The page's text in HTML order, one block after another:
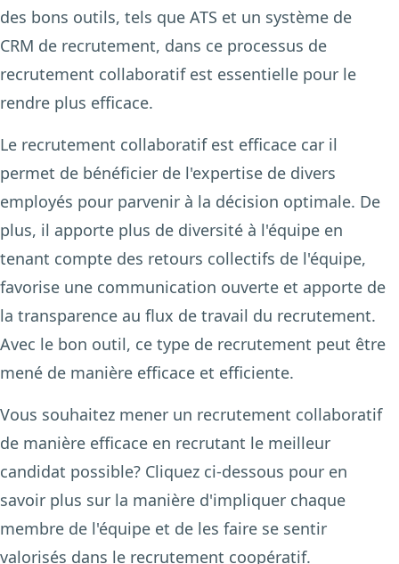
des bons outils, tels que ATS et un système de
CRM de recrutement, dans ce processus de
recrutement collaboratif est essentielle pour le
rendre plus efficace.
Le recrutement collaboratif est efficace car il
permet de bénéficier de l'expertise de divers
employés pour parvenir à la décision optimale. De
plus, il apporte plus de diversité à l'équipe en
tenant compte des retours collectifs de l'équipe,
favorise une communication ouverte et apporte de
la transparence au flux de travail du recrutement.
Avec le bon outil, ce type de recrutement peut être
mené de manière efficace et efficiente.
Vous souhaitez mener un recrutement collaboratif
de manière efficace en recrutant le meilleur
candidat possible? Cliquez ci-dessous pour en
savoir plus sur la manière d'impliquer chaque
membre de l'équipe et de les faire se sentir
valorisés dans le recrutement coopératif.